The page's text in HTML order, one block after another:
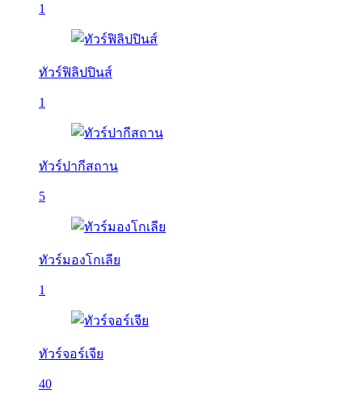
1
ทัวร์ฟิลิปปินส์
1
ทัวร์ปากีสถาน
5
ทัวร์มองโกเลีย
1
ทัวร์จอร์เจีย
40